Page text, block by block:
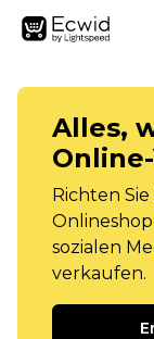
Alles,
Richten
sozialen
verkaufen.